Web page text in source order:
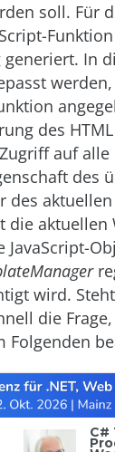
soll. Für
In
des
auf alle
des
des
aktuellen
wird.
die
Folgenden